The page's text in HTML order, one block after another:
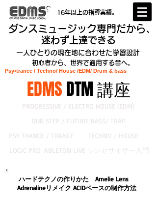
16年以上の指導実績。
ダンスミュージック専門だから、
迷わず上達できる
一人ひとりの現在地に合わせた学習設計
初心者から、世界で通用する音へ。
Psy•trance / Techno/ House /EDM/ Drum & bass
EDMS DTM 講座
PROGRESSIVE / ELECTRO HOUSE (EDM)
DUB STEP / FUTURE BASS/ TRAP
PSY TRANCE / TRANCE
TECHNO / HOUSE
LOGIC PRO ABLETON LIVE シンセサイザー入門
ハードテクノの作りかた Amelie Lens
Adrenalineリメイク ACIDベースの制作方法